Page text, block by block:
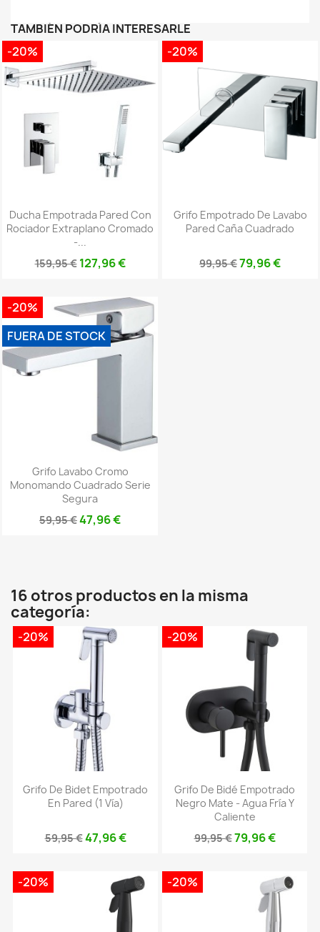
TAMBIÉN PODRÍA INTERESARLE
Ducha Empotrada Pared Con
Rociador Extraplano Cromado
-...
159,95 € 127,96 €
-20%
Grifo Empotrado De Lavabo
Pared Caña Cuadrado
99,95 €79,96 €
-20%
Grifo Lavabo Cromo
Monomando Cuadrado Serie
Segura
59,95 €47,96 €
-20%
FUERA DE STOCK
16 otros productos en la misma
categoría:
Grifo De Bidet Empotrado
En Pared (1 Vía)
59,95 €47,96 €
-20%
Grifo De Bidé Empotrado
Negro Mate - Agua Fría Y
Caliente
99,95 €79,96 €
-20%
-20% -20%